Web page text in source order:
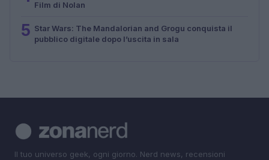
Film di Nolan
5 Star Wars: The Mandalorian and Grogu conquista il
pubblico digitale dopo l’uscita in sala
Il tuo universo geek, ogni giorno. Nerd news, recensioni